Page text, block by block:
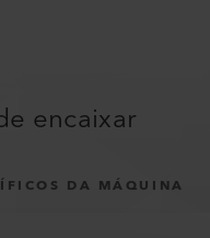
encaixar
DA MÁQUINA